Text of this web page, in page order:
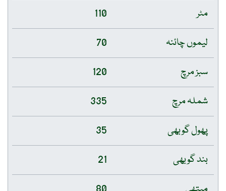
مٹر
110
لیموں چائنہ
70
سبز مرچ
120
شملہ مرچ
335
پھول گوبھی
35
بند گوبھی
21